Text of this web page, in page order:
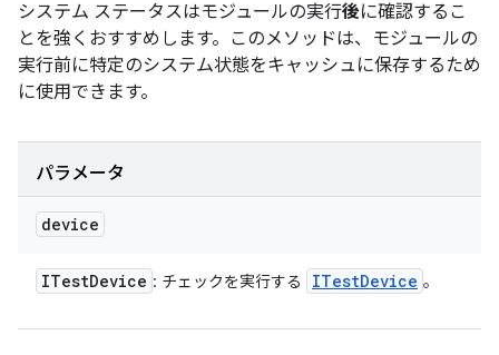
システム ステータスはモジュールの実行後に確認するこ
とを強くおすすめします。このメソッドは、モジュールの
実行前に特定のシステム状態をキャッシュに保存するため
に使用できます。
パラメータ
device
ITestDevice : チェックを実行する ITestDevice 。